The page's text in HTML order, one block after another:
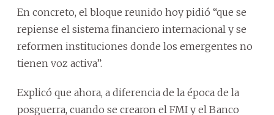
En concreto, el bloque reunido hoy pidió “que se
repiense el sistema financiero internacional y se
reformen instituciones donde los emergentes no
tienen voz activa”.
Explicó que ahora, a diferencia de la época de la
posguerra, cuando se crearon el FMI y el Banco